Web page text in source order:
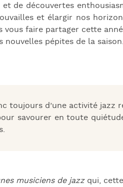
Jazz au Pavillon
Jazz & Jam at CBG
de découvertes
et élargir nos
vous faire partager cette
pépites de la saison.
toujours d’une activité jazz
savourer en toute
musiciens de jazzqui,